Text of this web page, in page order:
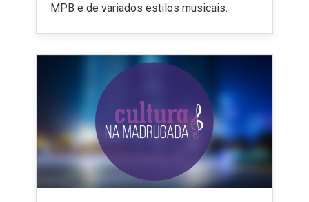
MPB e de variados estilos musicais.